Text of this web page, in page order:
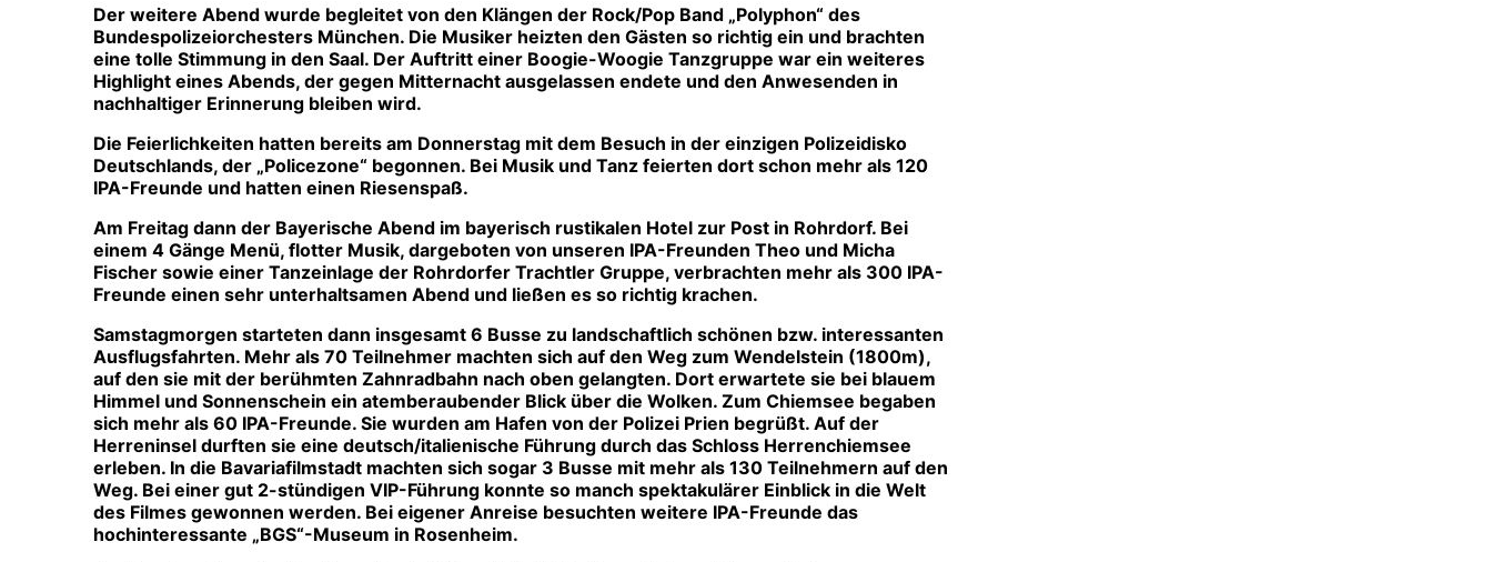
Der weitere Abend wurde begleitet von den Klängen der Rock/Pop Band „Polyphon“ des
Bundespolizeiorchesters München. Die Musiker heizten den Gästen so richtig ein und brachten
eine tolle Stimmung in den Saal. Der Auftritt einer Boogie-Woogie Tanzgruppe war ein weiteres
Highlight eines Abends, der gegen Mitternacht ausgelassen endete und den Anwesenden in
nachhaltiger Erinnerung bleiben wird.
Die Feierlichkeiten hatten bereits am Donnerstag mit dem Besuch in der einzigen Polizeidisko
Deutschlands, der „Policezone“ begonnen. Bei Musik und Tanz feierten dort schon mehr als 120
IPA-Freunde und hatten einen Riesenspaß.
Am Freitag dann der Bayerische Abend im bayerisch rustikalen Hotel zur Post in Rohrdorf. Bei
einem 4 Gänge Menü, flotter Musik, dargeboten von unseren IPA-Freunden Theo und Micha
Fischer sowie einer Tanzeinlage der Rohrdorfer Trachtler Gruppe, verbrachten mehr als 300 IPA-
Freunde einen sehr unterhaltsamen Abend und ließen es so richtig krachen.
Samstagmorgen starteten dann insgesamt 6 Busse zu landschaftlich schönen bzw. interessanten
Ausflugsfahrten. Mehr als 70 Teilnehmer machten sich auf den Weg zum Wendelstein (1800m),
auf den sie mit der berühmten Zahnradbahn nach oben gelangten. Dort erwartete sie bei blauem
Himmel und Sonnenschein ein atemberaubender Blick über die Wolken. Zum Chiemsee begaben
sich mehr als 60 IPA-Freunde. Sie wurden am Hafen von der Polizei Prien begrüßt. Auf der
Herreninsel durften sie eine deutsch/italienische Führung durch das Schloss Herrenchiemsee
erleben. In die Bavariafilmstadt machten sich sogar 3 Busse mit mehr als 130 Teilnehmern auf den
Weg. Bei einer gut 2-stündigen VIP-Führung konnte so manch spektakulärer Einblick in die Welt
des Filmes gewonnen werden. Bei eigener Anreise besuchten weitere IPA-Freunde das
hochinteressante „BGS“-Museum in Rosenheim.